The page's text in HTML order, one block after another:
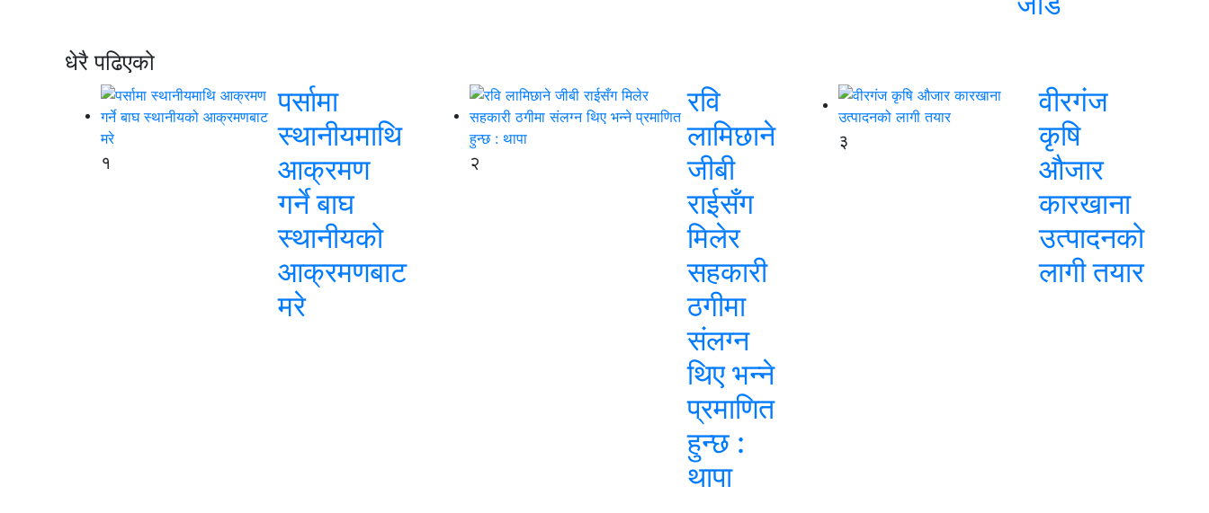
धेरै पढिएको
१
पर्सामा
स्थानीयमाथि
आक्रमण
गर्ने बाघ
स्थानीयको
आक्रमणबाट
मरे
२
रवि
लामिछाने
जीबी
राईसँग
मिलेर
सहकारी
ठगीमा
संलग्न
थिए भन्ने
प्रमाणित
हुन्छ :
थापा
३
वीरगंज
कृषि
औजार
कारखाना
उत्पादनको
लागी तयार